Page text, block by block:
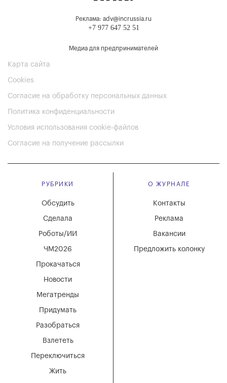
Реклама: adv@incrussia.ru
+7 977 647 52 51
Медиа для предпринимателей
Карта сайта
Cookies
Согласие на обработку персональных данных
Политика конфиденциальности
Условия использования cookie-файлов
Согласие на получение рассылки
РУБРИКИ
Мегатренды
Придумать
Разобраться
Взлететь
Новости
Переключиться
Жить
Обсудить
Сделала
Роботы/ИИ
ЧМ2026
Прокачаться
О ЖУРНАЛЕ
Вакансии
Реклама
Контакты
Предложить колонку